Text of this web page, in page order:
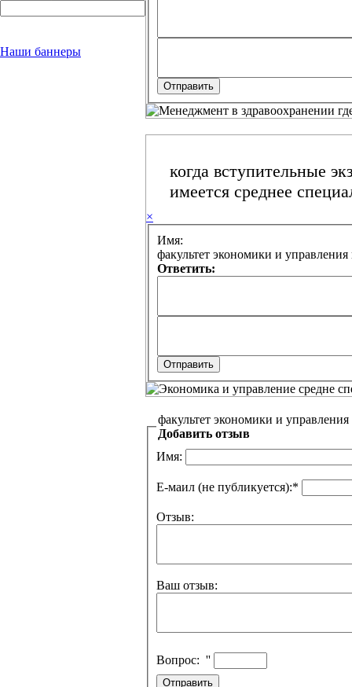
Наши баннеры
когда вступительные
имеется среднее
×
Имя:
Ответить:
Добавить отзыв
Имя:
Е-маил (не публикуется):*
Отзыв:
Ваш отзыв:
Вопрос: ''